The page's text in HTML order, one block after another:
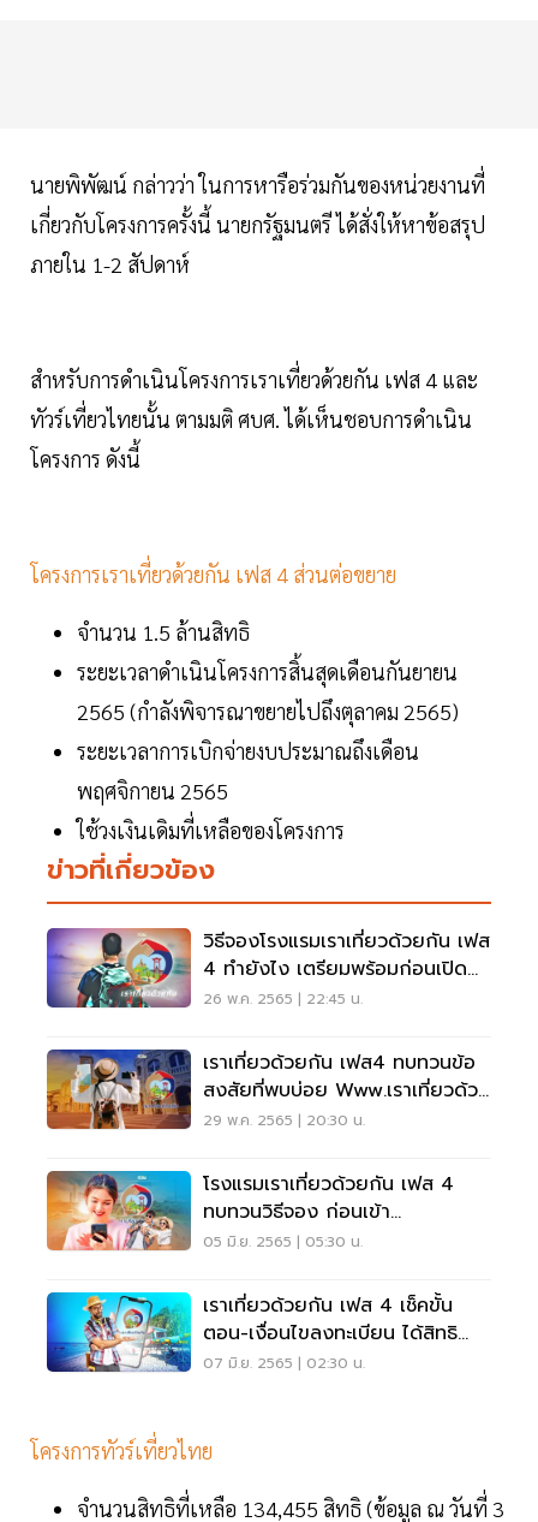
นายพิพัฒน์ กล่าวว่า ในการหารือร่วมกันของหน่วยงานที่
เกี่ยวกับโครงการครั้งนี้ นายกรัฐมนตรี ได้สั่งให้หาข้อสรุป
ภายใน 1-2 สัปดาห์
สำหรับการดำเนินโครงการเราเที่ยวด้วยกัน เฟส 4 และ
ทัวร์เที่ยวไทยนั้น ตามมติ ศบศ. ได้เห็นชอบการดำเนิน
โครงการ ดังนี้
โครงการเราเที่ยวด้วยกัน เฟส 4 ส่วนต่อขยาย
จำนวน 1.5 ล้านสิทธิ
ระยะเวลาดำเนินโครงการสิ้นสุดเดือนกันยายน
2565 (กำลังพิจารณาขยายไปถึงตุลาคม 2565)
ระยะเวลาการเบิกจ่ายงบประมาณถึงเดือน
พฤศจิกายน 2565
ใช้วงเงินเดิมที่เหลือของโครงการ
ข่าวที่เกี่ยวข้อง
วิธีจองโรงแรมเราเที่ยวด้วยกัน เฟส
4 ทำยังไง เตรียมพร้อมก่อนเปิด
รอบใหม่
26 พ.ค. 2565 | 22:45 น.
เราเที่ยวด้วยกัน เฟส4 ทบทวนข้อ
สงสัยที่พบบ่อย Www.เราเที่ยวด้วย
กัน.com
29 พ.ค. 2565 | 20:30 น.
โรงแรมเราเที่ยวด้วยกัน เฟส 4
ทบทวนวิธีจอง ก่อนเข้า
ครม.สัปดาห์หน้า
05 มิ.ย. 2565 | 05:30 น.
เราเที่ยวด้วยกัน เฟส 4 เช็คขั้น
ตอน-เงื่อนไขลงทะเบียน ได้สิทธิ
อะไรบ้าง
07 มิ.ย. 2565 | 02:30 น.
โครงการทัวร์เที่ยวไทย
จำนวนสิทธิที่เหลือ 134,455 สิทธิ (ข้อมูล ณ วันที่ 3